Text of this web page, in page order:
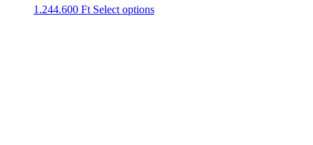
1.244.600 Ft Select options